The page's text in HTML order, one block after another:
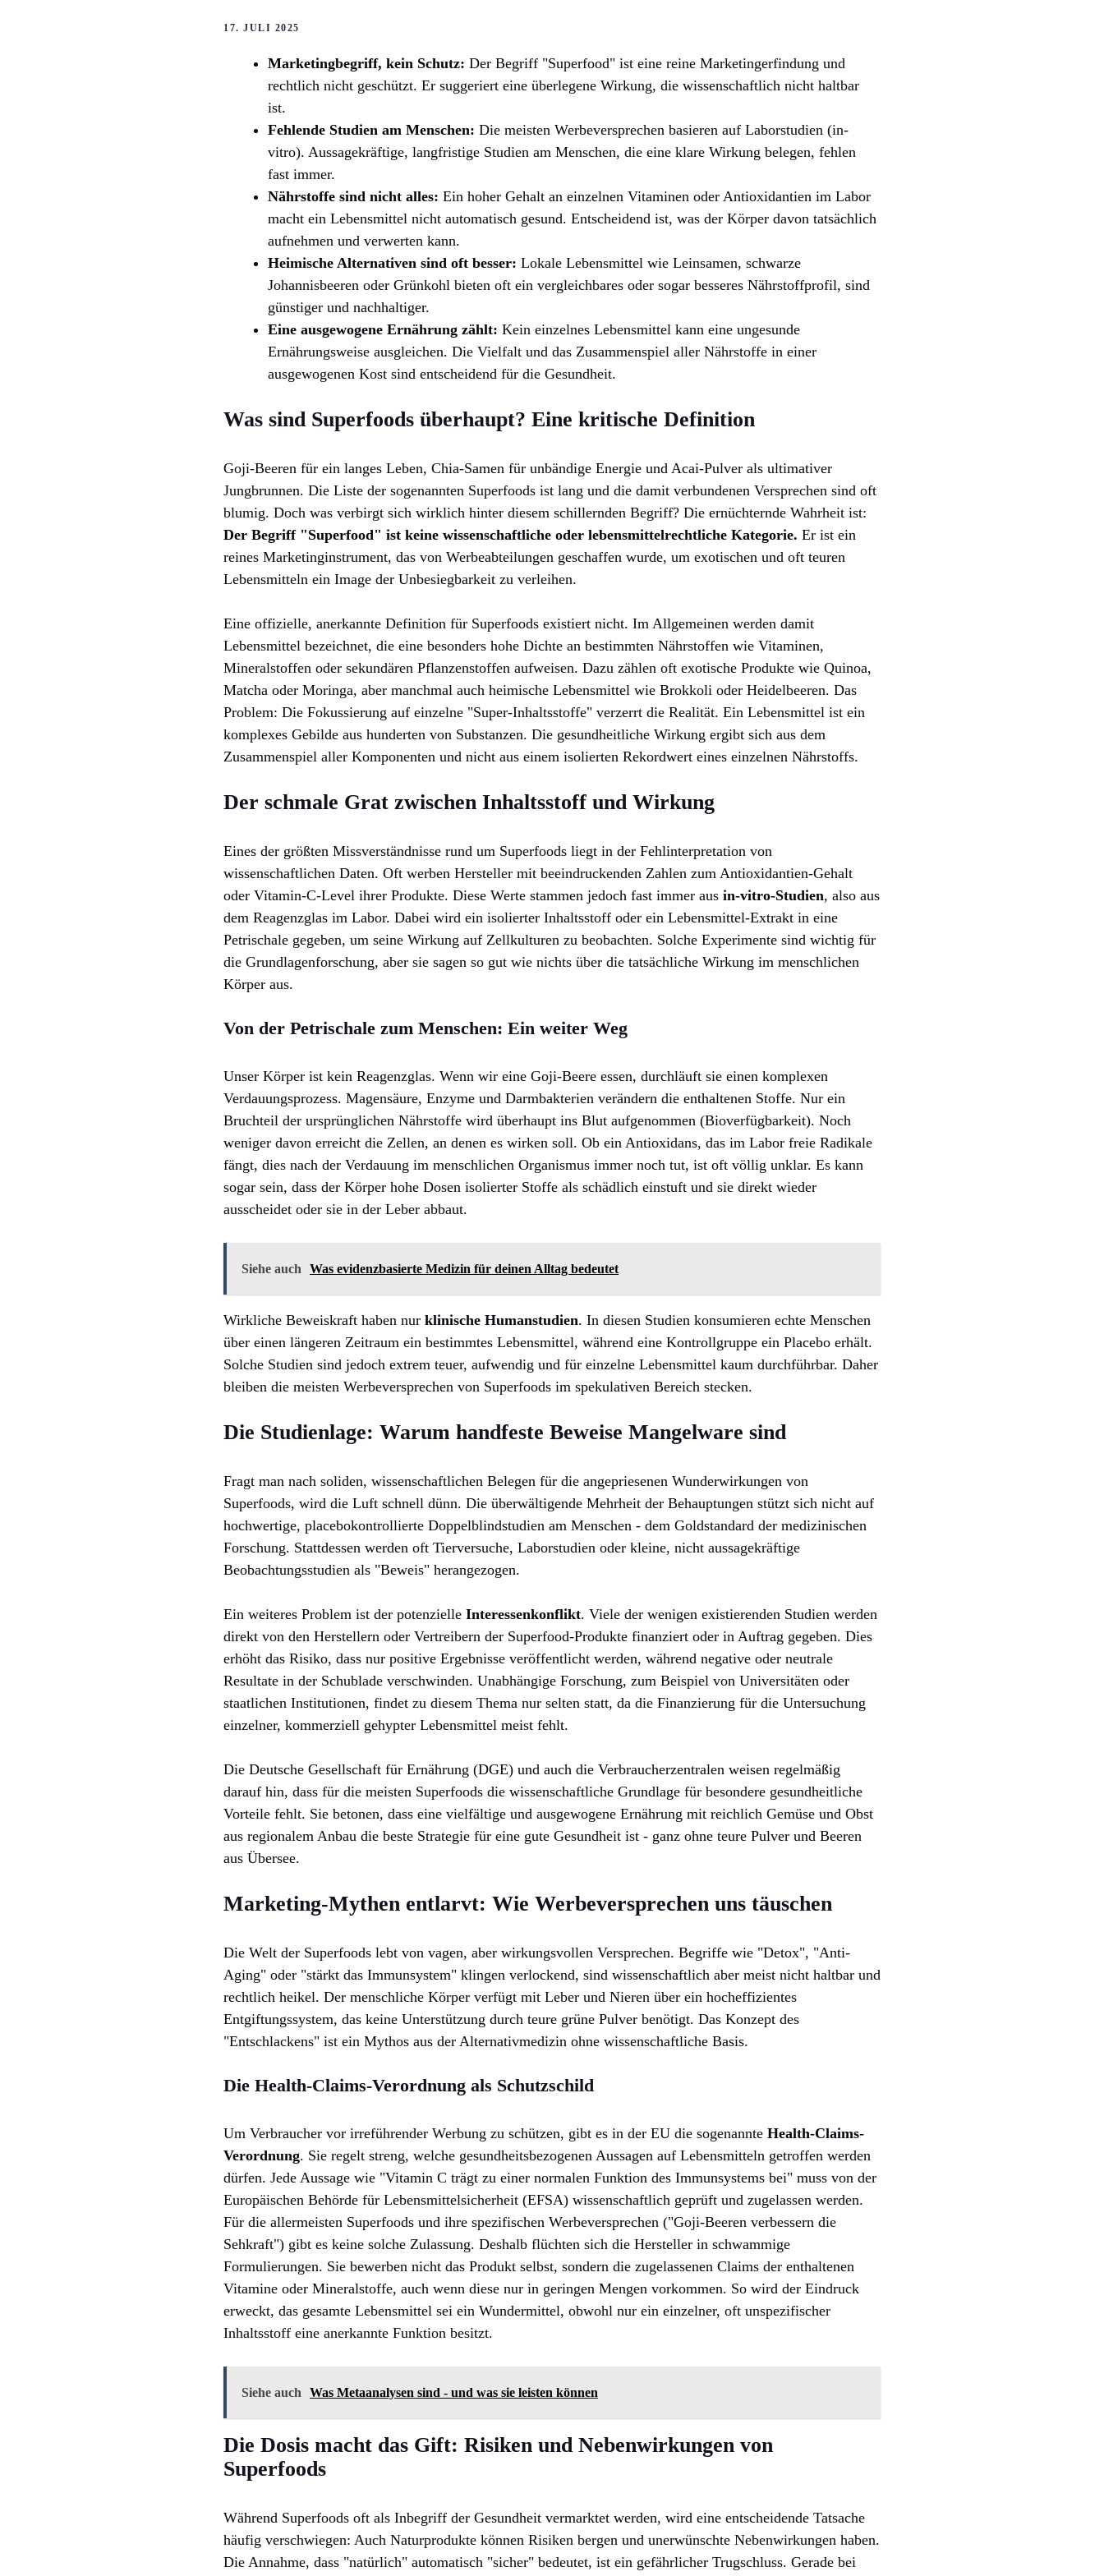
17. JULI 2025
Marketingbegriff, kein Schutz: Der Begriff "Superfood" ist eine reine Marketingerfindung und
rechtlich nicht geschützt. Er suggeriert eine überlegene Wirkung, die wissenschaftlich nicht haltbar
ist.
Fehlende Studien am Menschen: Die meisten Werbeversprechen basieren auf Laborstudien (in-
vitro). Aussagekräftige, langfristige Studien am Menschen, die eine klare Wirkung belegen, fehlen
fast immer.
Nährstoffe sind nicht alles: Ein hoher Gehalt an einzelnen Vitaminen oder Antioxidantien im Labor
macht ein Lebensmittel nicht automatisch gesund. Entscheidend ist, was der Körper davon tatsächlich
aufnehmen und verwerten kann.
Heimische Alternativen sind oft besser: Lokale Lebensmittel wie Leinsamen, schwarze
Johannisbeeren oder Grünkohl bieten oft ein vergleichbares oder sogar besseres Nährstoffprofil, sind
günstiger und nachhaltiger.
Eine ausgewogene Ernährung zählt: Kein einzelnes Lebensmittel kann eine ungesunde
Ernährungsweise ausgleichen. Die Vielfalt und das Zusammenspiel aller Nährstoffe in einer
ausgewogenen Kost sind entscheidend für die Gesundheit.
Was sind Superfoods überhaupt? Eine kritische Definition
Goji-Beeren für ein langes Leben, Chia-Samen für unbändige Energie und Acai-Pulver als ultimativer
Jungbrunnen. Die Liste der sogenannten Superfoods ist lang und die damit verbundenen Versprechen sind oft
blumig. Doch was verbirgt sich wirklich hinter diesem schillernden Begriff? Die ernüchternde Wahrheit ist:
Der Begriff "Superfood" ist keine wissenschaftliche oder lebensmittelrechtliche Kategorie. Er ist ein
reines Marketinginstrument, das von Werbeabteilungen geschaffen wurde, um exotischen und oft teuren
Lebensmitteln ein Image der Unbesiegbarkeit zu verleihen.
Eine offizielle, anerkannte Definition für Superfoods existiert nicht. Im Allgemeinen werden damit
Lebensmittel bezeichnet, die eine besonders hohe Dichte an bestimmten Nährstoffen wie Vitaminen,
Mineralstoffen oder sekundären Pflanzenstoffen aufweisen. Dazu zählen oft exotische Produkte wie Quinoa,
Matcha oder Moringa, aber manchmal auch heimische Lebensmittel wie Brokkoli oder Heidelbeeren. Das
Problem: Die Fokussierung auf einzelne "Super-Inhaltsstoffe" verzerrt die Realität. Ein Lebensmittel ist ein
komplexes Gebilde aus hunderten von Substanzen. Die gesundheitliche Wirkung ergibt sich aus dem
Zusammenspiel aller Komponenten und nicht aus einem isolierten Rekordwert eines einzelnen Nährstoffs.
Der schmale Grat zwischen Inhaltsstoff und Wirkung
Eines der größten Missverständnisse rund um Superfoods liegt in der Fehlinterpretation von
wissenschaftlichen Daten. Oft werben Hersteller mit beeindruckenden Zahlen zum Antioxidantien-Gehalt
oder Vitamin-C-Level ihrer Produkte. Diese Werte stammen jedoch fast immer aus in-vitro-Studien, also aus
dem Reagenzglas im Labor. Dabei wird ein isolierter Inhaltsstoff oder ein Lebensmittel-Extrakt in eine
Petrischale gegeben, um seine Wirkung auf Zellkulturen zu beobachten. Solche Experimente sind wichtig für
die Grundlagenforschung, aber sie sagen so gut wie nichts über die tatsächliche Wirkung im menschlichen
Körper aus.
Von der Petrischale zum Menschen: Ein weiter Weg
Unser Körper ist kein Reagenzglas. Wenn wir eine Goji-Beere essen, durchläuft sie einen komplexen
Verdauungsprozess. Magensäure, Enzyme und Darmbakterien verändern die enthaltenen Stoffe. Nur ein
Bruchteil der ursprünglichen Nährstoffe wird überhaupt ins Blut aufgenommen (Bioverfügbarkeit). Noch
weniger davon erreicht die Zellen, an denen es wirken soll. Ob ein Antioxidans, das im Labor freie Radikale
fängt, dies nach der Verdauung im menschlichen Organismus immer noch tut, ist oft völlig unklar. Es kann
sogar sein, dass der Körper hohe Dosen isolierter Stoffe als schädlich einstuft und sie direkt wieder
ausscheidet oder sie in der Leber abbaut.
Siehe auch Was evidenzbasierte Medizin für deinen Alltag bedeutet
Wirkliche Beweiskraft haben nur klinische Humanstudien. In diesen Studien konsumieren echte Menschen
über einen längeren Zeitraum ein bestimmtes Lebensmittel, während eine Kontrollgruppe ein Placebo erhält.
Solche Studien sind jedoch extrem teuer, aufwendig und für einzelne Lebensmittel kaum durchführbar. Daher
bleiben die meisten Werbeversprechen von Superfoods im spekulativen Bereich stecken.
Die Studienlage: Warum handfeste Beweise Mangelware sind
Fragt man nach soliden, wissenschaftlichen Belegen für die angepriesenen Wunderwirkungen von
Superfoods, wird die Luft schnell dünn. Die überwältigende Mehrheit der Behauptungen stützt sich nicht auf
hochwertige, placebokontrollierte Doppelblindstudien am Menschen - dem Goldstandard der medizinischen
Forschung. Stattdessen werden oft Tierversuche, Laborstudien oder kleine, nicht aussagekräftige
Beobachtungsstudien als "Beweis" herangezogen.
Ein weiteres Problem ist der potenzielle Interessenkonflikt. Viele der wenigen existierenden Studien werden
direkt von den Herstellern oder Vertreibern der Superfood-Produkte finanziert oder in Auftrag gegeben. Dies
erhöht das Risiko, dass nur positive Ergebnisse veröffentlicht werden, während negative oder neutrale
Resultate in der Schublade verschwinden. Unabhängige Forschung, zum Beispiel von Universitäten oder
staatlichen Institutionen, findet zu diesem Thema nur selten statt, da die Finanzierung für die Untersuchung
einzelner, kommerziell gehypter Lebensmittel meist fehlt.
Die Deutsche Gesellschaft für Ernährung (DGE) und auch die Verbraucherzentralen weisen regelmäßig
darauf hin, dass für die meisten Superfoods die wissenschaftliche Grundlage für besondere gesundheitliche
Vorteile fehlt. Sie betonen, dass eine vielfältige und ausgewogene Ernährung mit reichlich Gemüse und Obst
aus regionalem Anbau die beste Strategie für eine gute Gesundheit ist - ganz ohne teure Pulver und Beeren
aus Übersee.
Marketing-Mythen entlarvt: Wie Werbeversprechen uns täuschen
Die Welt der Superfoods lebt von vagen, aber wirkungsvollen Versprechen. Begriffe wie "Detox", "Anti-
Aging" oder "stärkt das Immunsystem" klingen verlockend, sind wissenschaftlich aber meist nicht haltbar und
rechtlich heikel. Der menschliche Körper verfügt mit Leber und Nieren über ein hocheffizientes
Entgiftungssystem, das keine Unterstützung durch teure grüne Pulver benötigt. Das Konzept des
"Entschlackens" ist ein Mythos aus der Alternativmedizin ohne wissenschaftliche Basis.
Die Health-Claims-Verordnung als Schutzschild
Um Verbraucher vor irreführender Werbung zu schützen, gibt es in der EU die sogenannte Health-Claims-
Verordnung. Sie regelt streng, welche gesundheitsbezogenen Aussagen auf Lebensmitteln getroffen werden
dürfen. Jede Aussage wie "Vitamin C trägt zu einer normalen Funktion des Immunsystems bei" muss von der
Europäischen Behörde für Lebensmittelsicherheit (EFSA) wissenschaftlich geprüft und zugelassen werden.
Für die allermeisten Superfoods und ihre spezifischen Werbeversprechen ("Goji-Beeren verbessern die
Sehkraft") gibt es keine solche Zulassung. Deshalb flüchten sich die Hersteller in schwammige
Formulierungen. Sie bewerben nicht das Produkt selbst, sondern die zugelassenen Claims der enthaltenen
Vitamine oder Mineralstoffe, auch wenn diese nur in geringen Mengen vorkommen. So wird der Eindruck
erweckt, das gesamte Lebensmittel sei ein Wundermittel, obwohl nur ein einzelner, oft unspezifischer
Inhaltsstoff eine anerkannte Funktion besitzt.
Siehe auch Was Metaanalysen sind - und was sie leisten können
Die Dosis macht das Gift: Risiken und Nebenwirkungen von
Superfoods
Während Superfoods oft als Inbegriff der Gesundheit vermarktet werden, wird eine entscheidende Tatsache
häufig verschwiegen: Auch Naturprodukte können Risiken bergen und unerwünschte Nebenwirkungen haben.
Die Annahme, dass "natürlich" automatisch "sicher" bedeutet, ist ein gefährlicher Trugschluss. Gerade bei